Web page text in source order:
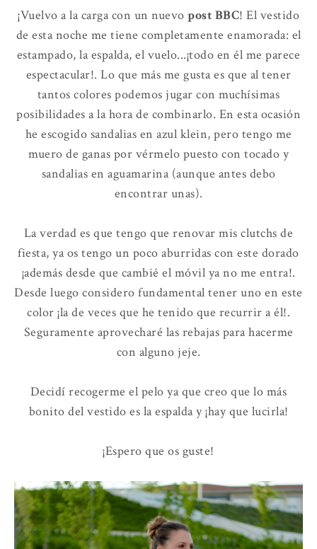
¡Vuelvo a la carga con un nuevo post BBC! El vestido
de esta noche me tiene completamente enamorada: el
estampado, la espalda, el vuelo...¡todo en él me parece
espectacular!. Lo que más me gusta es que al tener
tantos colores podemos jugar con muchísimas
posibilidades a la hora de combinarlo. En esta ocasión
he escogido sandalias en azul klein, pero tengo me
muero de ganas por vérmelo puesto con tocado y
sandalias en aguamarina (aunque antes debo
encontrar unas).
La verdad es que tengo que renovar mis clutchs de
fiesta, ya os tengo un poco aburridas con este dorado
¡además desde que cambié el móvil ya no me entra!.
Desde luego considero fundamental tener uno en este
color ¡la de veces que he tenido que recurrir a él!.
Seguramente aprovecharé las rebajas para hacerme
con alguno jeje.
Decidí recogerme el pelo ya que creo que lo más
bonito del vestido es la espalda y ¡hay que lucirla!
¡Espero que os guste!